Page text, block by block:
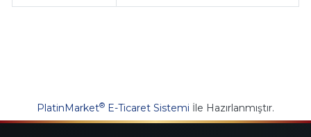
PlatinMarket® E-Ticaret Sistemi İle Hazırlanmıştır.